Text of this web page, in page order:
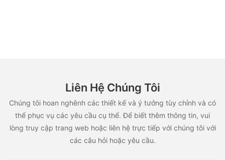
Liên Hệ Chúng Tôi
Chúng tôi hoan nghênh các thiết kế và ý tưởng tùy chỉnh và có
thể phục vụ các yêu cầu cụ thể. Để biết thêm thông tin, vui
lòng truy cập trang web hoặc liên hệ trực tiếp với chúng tôi với
các câu hỏi hoặc yêu cầu.